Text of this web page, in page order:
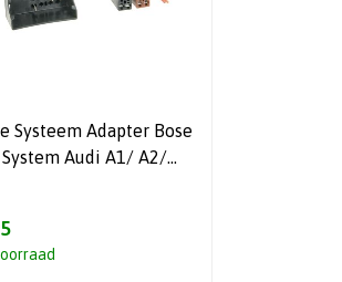
Systeem Adapter Bose
System Audi A1/ A2/